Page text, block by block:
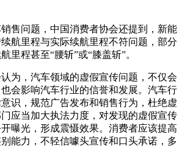
售问题，中国消费者协会还提到，新能
航里程与实际续航里程不符问题，部分
里程甚至“腰斩”或“膝盖斩”。
为，汽车领域的虚假宣传问题，不仅会
会影响汽车行业的信誉和发展。汽车行
识，规范广告发布和销售行为，杜绝虚
应当加大执法力度，对发现的虚假宣传
曝光，形成震慑效果。消费者应该提高
能力，不轻信噱头宣传和口头承诺，多